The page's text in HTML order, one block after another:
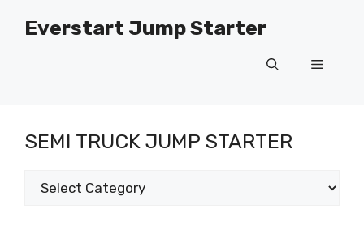
Everstart Jump Starter
SEMI TRUCK JUMP STARTER
Flokkar